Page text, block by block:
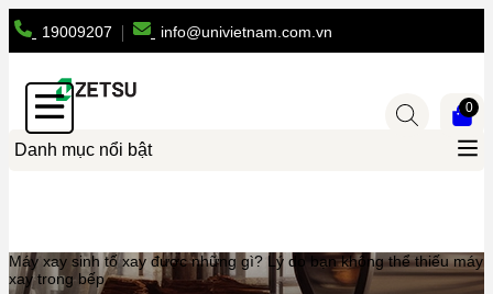
19009207 info@univietnam.com.vn
Danh mục nổi bật
0
Máy xay sinh tố xay được những gì? Lý do bạn không thể thiếu máy
xay trong bếp